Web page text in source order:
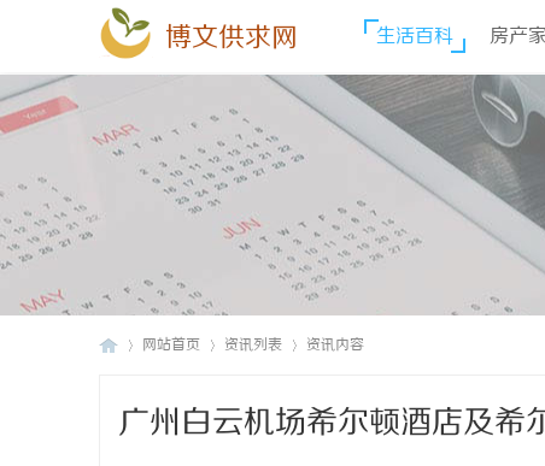
博文供求网 生活百科 房产
网站首页 资讯列表 资讯内容
广州白云机场希尔顿酒店及希